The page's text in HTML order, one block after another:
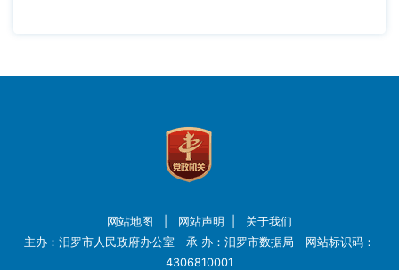
网站地图 网站声明
关于我们
主办：汨罗市人民政府办公室 承 办：汨罗市数据局 网站标识码：
4306810001